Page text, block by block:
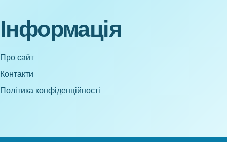
Інформація
Про сайт
Контакти
Політика конфіденційності